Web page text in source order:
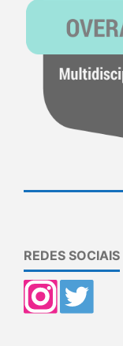
REDES SOCIAIS